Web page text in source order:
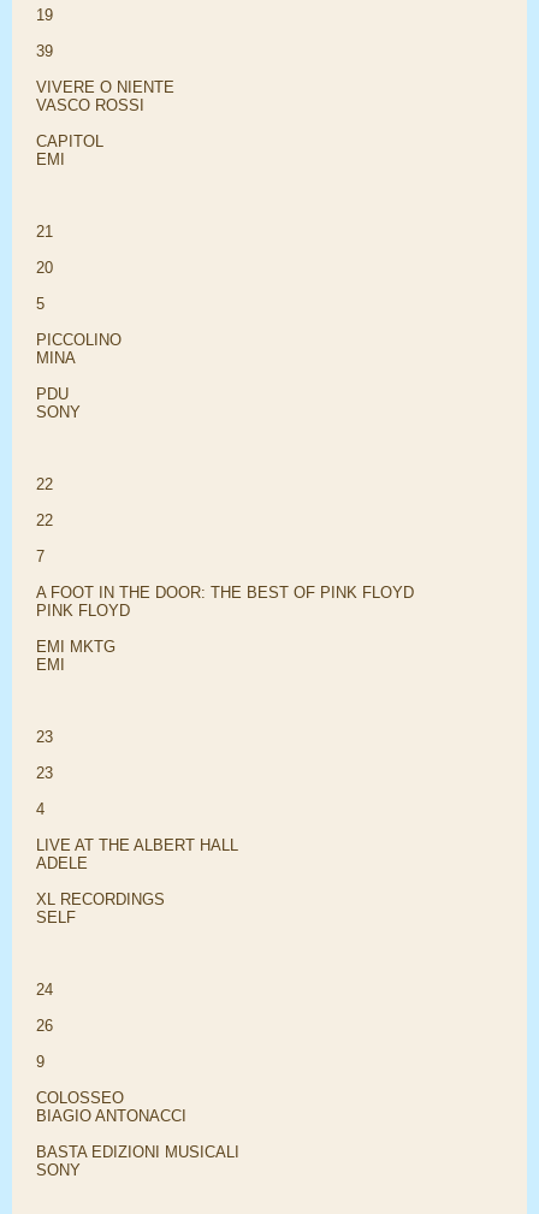
19
39
VIVERE O NIENTE
VASCO ROSSI
CAPITOL
EMI
21
20
5
PICCOLINO
MINA
PDU
SONY
22
22
7
A FOOT IN THE DOOR: THE BEST OF PINK FLOYD
PINK FLOYD
EMI MKTG
EMI
23
23
4
LIVE AT THE ALBERT HALL
ADELE
XL RECORDINGS
SELF
24
26
9
COLOSSEO
BIAGIO ANTONACCI
BASTA EDIZIONI MUSICALI
SONY